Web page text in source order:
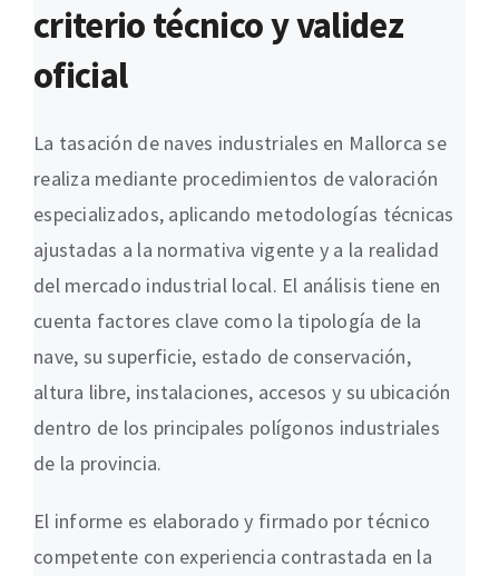
criterio técnico y validez
oficial
La tasación de naves industriales en Mallorca se
realiza mediante procedimientos de valoración
especializados, aplicando metodologías técnicas
ajustadas a la normativa vigente y a la realidad
del mercado industrial local. El análisis tiene en
cuenta factores clave como la tipología de la
nave, su superficie, estado de conservación,
altura libre, instalaciones, accesos y su ubicación
dentro de los principales polígonos industriales
de la provincia.
El informe es elaborado y firmado por técnico
competente con experiencia contrastada en la